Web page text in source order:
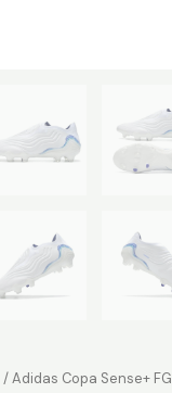
/Adidas Copa Sense+ FG